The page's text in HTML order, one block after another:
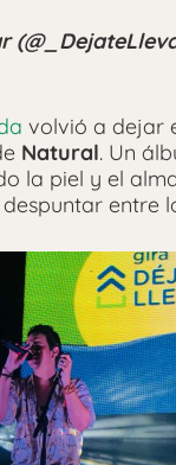
volvió a dejar
Natural. Un
la piel y el
entre